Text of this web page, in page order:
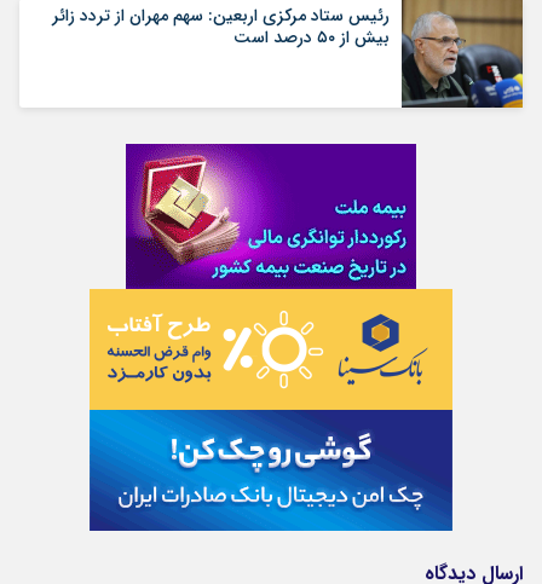
رئیس ستاد مرکزی اربعین: سهم مهران از تردد زائر
بیش از ۵۰ درصد است
ارسال دیدگاه